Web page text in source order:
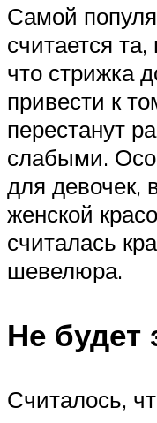
Самой
считается та,
что стрижка
привести к
перестанут
слабыми.
для девочек,
женской
считалась
шевелюра.
Не будет
Считалось,